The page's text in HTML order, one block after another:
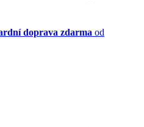
doprava zdarma od